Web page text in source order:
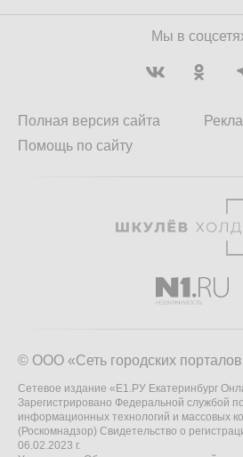
Мы в
Полная версия сайта
Помощь по сайту
© ООО «Сеть городских
Сетевое издание «Е1.РУ Екатеринбург
Зарегистрировано Федеральной службой
информационных технологий и массовых
(Роскомнадзор) Свидетельство о
06.02.2023 г.